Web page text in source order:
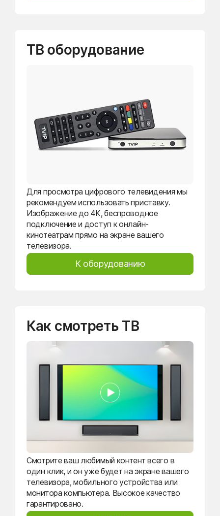
ТВ оборудование
Для просмотра цифрового телевидения мы
рекомендуем использовать приставку.
Изображение до 4K, беспроводное
подключение и доступ к онлайн-
кинотеатрам прямо на экране вашего
телевизора.
К оборудованию
Как смотреть ТВ
Смотрите ваш любимый контент всего в
один клик, и он уже будет на экране вашего
телевизора, мобильного устройства или
монитора компьютера. Высокое качество
гарантировано.